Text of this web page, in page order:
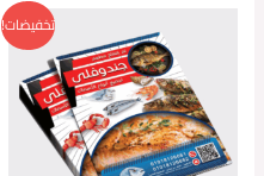
تخفيضات! الأصلي
هو:
4.000 EGP.
السعر
الحالي
هو:
3.850 EGP.